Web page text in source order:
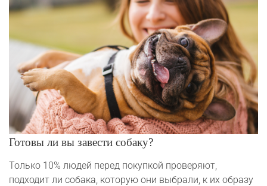
Готовы ли вы завести собаку?
Только 10% людей перед покупкой проверяют,
подходит ли собака, которую они выбрали, к их образу